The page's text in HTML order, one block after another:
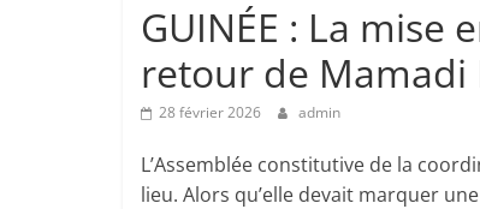
GUINÉE : La mise
retour de Mamadi
28 février 2026 admin
L’Assemblée constitutive de la
lieu. Alors qu’elle devait marquer